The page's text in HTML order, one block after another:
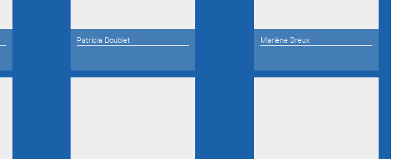
Patricia Doublet Marlène Dreux